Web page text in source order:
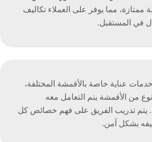
ممتازة، مما يوفر على العملاء تكاليف
في المستقبل.
عناية خاصة بالأقمشة المختلفة،
من الأقمشة يتم التعامل معه
يتم تدريب الفريق على فهم خصائص كل
بشكل آمن.